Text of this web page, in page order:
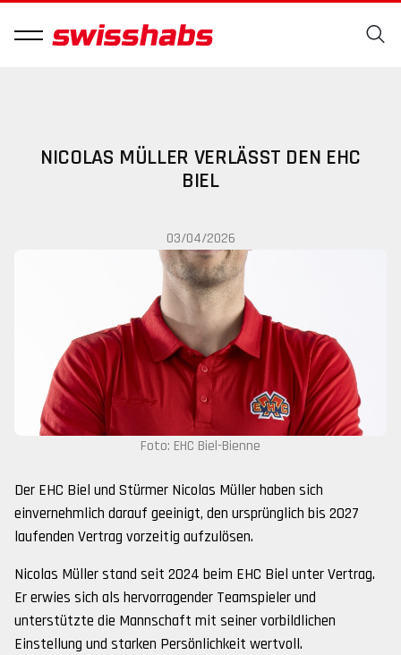
NICOLAS MÜLLER VERLÄSST DEN EHC
BIEL
03/04/2026
Foto: EHC Biel-Bienne
Der EHC Biel und Stürmer Nicolas Müller haben sich
einvernehmlich darauf geeinigt, den ursprünglich bis 2027
laufenden Vertrag vorzeitig aufzulösen.
Nicolas Müller stand seit 2024 beim EHC Biel unter Vertrag.
Er erwies sich als hervorragender Teamspieler und
unterstützte die Mannschaft mit seiner vorbildlichen
Einstellung und starken Persönlichkeit wertvoll.